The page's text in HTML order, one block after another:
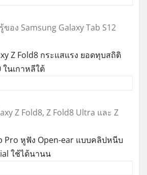
ของ Samsung Galaxy Tab S12
Z Fold8 กระแสแรง ยอดทุบสถิติ
ในเกาหลีใต้
Z Fold8, Z Fold8 Ultra และ Z
Pro หูฟัง Open-ear แบบคลิปหนีบ
ใช้ได้นานน